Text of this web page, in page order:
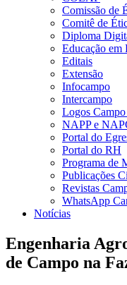
Comissão de
Comitê de
Diploma
Educação em
Editais
Extensão
Infocampo
Intercampo
Logos Campo
NAPP e
Portal do
Portal do RH
Programa de
Publicações
Revistas
WhatsApp
Notícias
Engenharia
de Campo na